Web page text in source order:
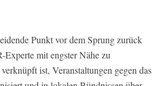
Punkt vor dem Sprung zurück
mit engster Nähe zu
ist, Veranstaltungen gegen das